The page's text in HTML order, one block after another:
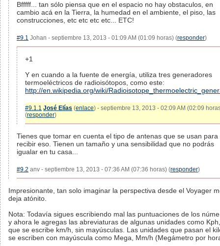
Bfffff... tan sólo piensa que en el espacio no hay obstaculos, en
cambio acá en la Tierra, la humedad en el ambiente, el piso, las
construcciones, etc etc etc etc... ETC!
#9.1 Johan - septiembre 13, 2013 - 01:09 AM (01:09 horas) (responder)
+1
Y en cuando a la fuente de energía, utiliza tres generadores
termoeléctricos de radioisótopos, como este:
http://en.wikipedia.org/wiki/
#9.1.1 José Elías (enlace) - septiembre 13, 2013 - 02:09 AM (02:09
(responder)
Tienes que tomar en cuenta el tipo de antenas que se usan para
recibir eso. Tienen un tamaño y una sensibilidad que no podrás
igualar en tu casa...
#9.2 anv - septiembre 13, 2013 - 07:36 AM (07:36 horas) (responder)
Impresionante, tan solo imaginar la perspectiva desde el Voyager
deja atónito.
Nota: Todavía sigues escribiendo mal las puntuaciones de los
y ahora le agregas las abreviaturas de algunas unidades como Kph,
que se escribe km/h, sin mayúsculas. Las unidades que pasan el
se escriben con mayúscula como Mega, Mm/h (Megámetro por